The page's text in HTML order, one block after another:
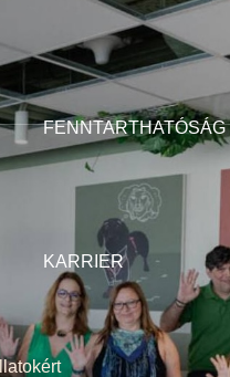
FENNTARTHATÓSÁG
KARRIER